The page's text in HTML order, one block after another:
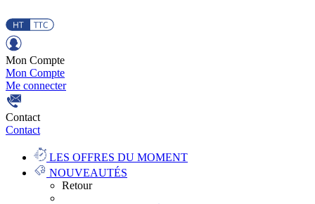
Mon Compte
Mon Compte
Me connecter
Contact
Contact
LES OFFRES DU MOMENT
NOUVEAUTÉS
Retour